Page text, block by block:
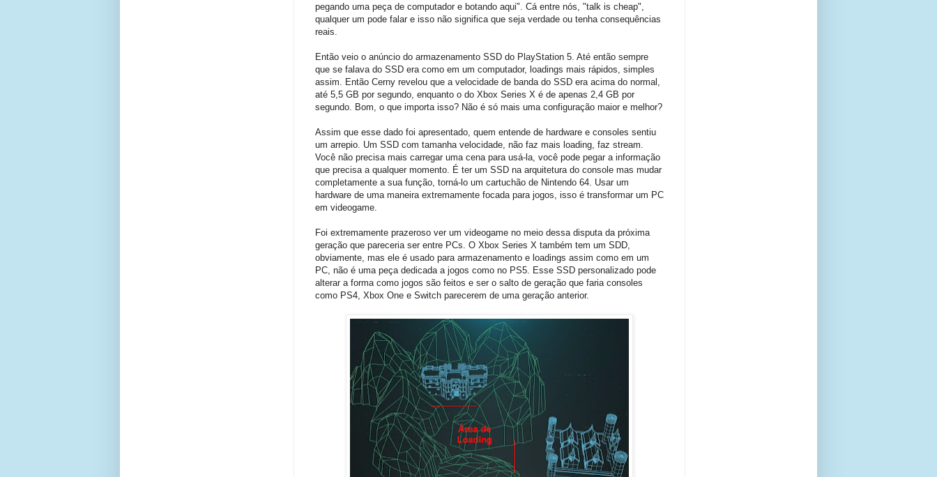
pegando uma peça de computador e botando aqui". Cá entre nós, "talk is cheap",
qualquer um pode falar e isso não significa que seja verdade ou tenha consequências
reais.
Então veio o anúncio do armazenamento SSD do PlayStation 5. Até então sempre
que se falava do SSD era como em um computador, loadings mais rápidos, simples
assim. Então Cerny revelou que a velocidade de banda do SSD era acima do normal,
até 5,5 GB por segundo, enquanto o do Xbox Series X é de apenas 2,4 GB por
segundo. Bom, o que importa isso? Não é só mais uma configuração maior e melhor?
Assim que esse dado foi apresentado, quem entende de hardware e consoles sentiu
um arrepio. Um SSD com tamanha velocidade, não faz mais loading, faz stream.
Você não precisa mais carregar uma cena para usá-la, você pode pegar a informação
que precisa a qualquer momento. É ter um SSD na arquitetura do console mas mudar
completamente a sua função, torná-lo um cartuchão de Nintendo 64. Usar um
hardware de uma maneira extremamente focada para jogos, isso é transformar um PC
em videogame.
Foi extremamente prazeroso ver um videogame no meio dessa disputa da próxima
geração que pareceria ser entre PCs. O Xbox Series X também tem um SDD,
obviamente, mas ele é usado para armazenamento e loadings assim como em um
PC, não é uma peça dedicada a jogos como no PS5. Esse SSD personalizado pode
alterar a forma como jogos são feitos e ser o salto de geração que faria consoles
como PS4, Xbox One e Switch parecerem de uma geração anterior.